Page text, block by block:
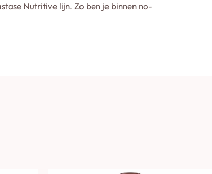
Nutritive lijn. Zo ben je binnen no-